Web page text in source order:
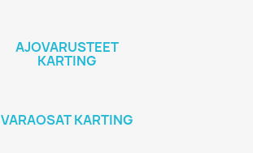
AJOVARUSTEET
KARTING
VARAOSAT KARTING